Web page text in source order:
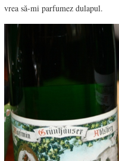
vrea să-mi parfumez dulapul.